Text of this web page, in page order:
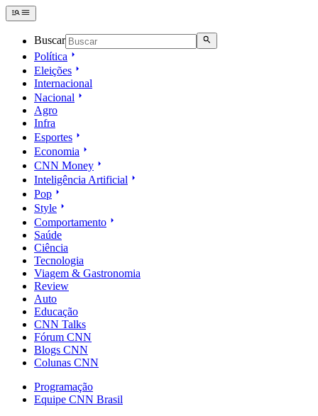
Buscar
Política
Eleições
Internacional
Nacional
Agro
Infra
Esportes
Economia
CNN Money
Inteligência Artificial
Pop
Style
Comportamento
Saúde
Ciência
Tecnologia
Viagem & Gastronomia
Review
Auto
Educação
CNN Talks
Fórum CNN
Blogs CNN
Colunas CNN
Programação
Equipe CNN Brasil